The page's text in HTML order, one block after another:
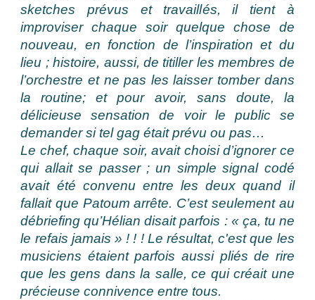
sketches prévus et travaillés, il tient à
improviser chaque soir quelque chose de
nouveau, en fonction de l’inspiration et du
lieu ; histoire, aussi, de titiller les membres de
l’orchestre et ne pas les laisser tomber dans
la routine; et pour avoir, sans doute, la
délicieuse sensation de voir le public se
demander si tel gag était prévu ou pas…
Le chef, chaque soir, avait choisi d’ignorer ce
qui allait se passer ; un simple signal codé
avait été convenu entre les deux quand il
fallait que Patoum arrête. C’est seulement au
débriefing qu’Hélian disait parfois : « ça, tu ne
le refais jamais » ! ! ! Le résultat, c'est que les
musiciens étaient parfois aussi pliés de rire
que les gens dans la salle, ce qui créait une
précieuse connivence entre tous.